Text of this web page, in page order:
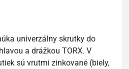
univerzálny skrutky do
a drážkou TORX. V
sú vrutmi zinkované (biely,